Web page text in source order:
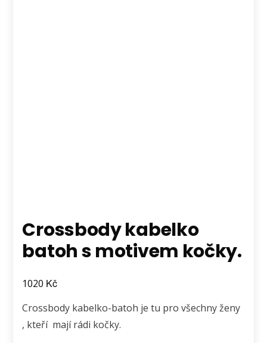
Crossbody kabelko
batoh s motivem kočky.
1020 Kč
Crossbody kabelko-batoh je tu pro všechny ženy
, kteří mají rádi kočky.